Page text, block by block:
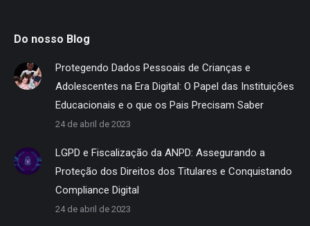
Do nosso Blog
Protegendo Dados Pessoais de Crianças e
Adolescentes na Era Digital: O Papel das Instituições
Educacionais e o que os Pais Precisam Saber
24 de abril de 2023
LGPD e Fiscalização da ANPD: Assegurando a
Proteção dos Direitos dos Titulares e Conquistando
Compliance Digital
24 de abril de 2023